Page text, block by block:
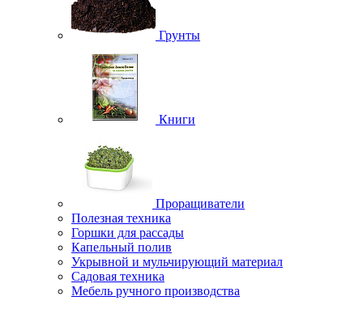
Грунты
Книги
Проращиватели
Полезная техника
Горшки для рассады
Капельный полив
Укрывной и мульчирующий материал
Садовая техника
Мебель ручного производства